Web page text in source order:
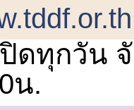
ปิดทุกวัน
น.